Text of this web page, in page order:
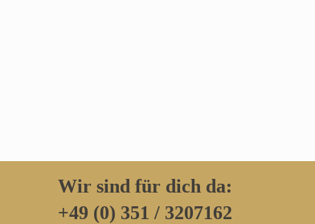
Wir sind für dich da:
+49 (0) 351 / 3207162‬